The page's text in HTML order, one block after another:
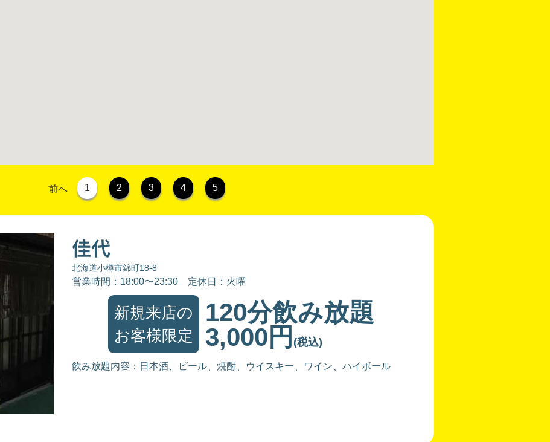
前へ 1 2 3 4 5
佳代
北海道小樽市錦町18-8
営業時間：18:00〜23:30 定休日：火曜
新規来店の
お客様限定
120分飲み放題
3,000円 (税込)
飲み放題内容：日本酒、ビール、焼酎、ウイスキー、ワイン、ハイボール